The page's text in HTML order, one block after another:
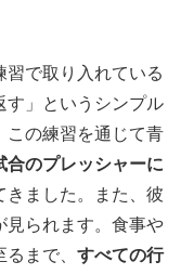
習で取り入れている
す」というシンプル
この練習を通じて青
合のプレッシャーに
きました。また、彼
見られます。食事や
まで、 すべての行